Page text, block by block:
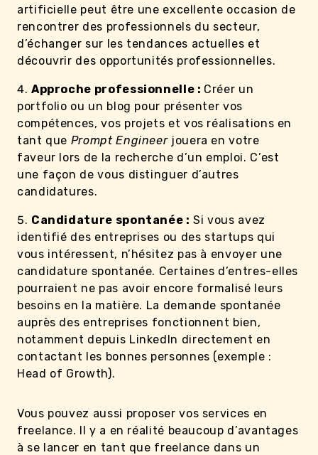
artificielle peut être une excellente occasion de
rencontrer des professionnels du secteur,
d’échanger sur les tendances actuelles et
découvrir des opportunités professionnelles.
Approche professionnelle : Créer un
portfolio ou un blog pour présenter vos
compétences, vos projets et vos réalisations en
tant que Prompt Engineerjouera en votre
faveur lors de la recherche d’un emploi. C’est
une façon de vous distinguer d’autres
candidatures.
Candidature spontanée : Si vous avez
identifié des entreprises ou des startups qui
vous intéressent, n’hésitez pas à envoyer une
candidature spontanée. Certaines d’entres-elles
pourraient ne pas avoir encore formalisé leurs
besoins en la matière. La demande spontanée
auprès des entreprises fonctionnent bien,
notamment depuis LinkedIn directement en
contactant les bonnes personnes (exemple :
Head of Growth).
Vous pouvez aussi proposer vos services en
freelance. Il y a en réalité beaucoup d’avantages
à se lancer en tant que freelance dans un